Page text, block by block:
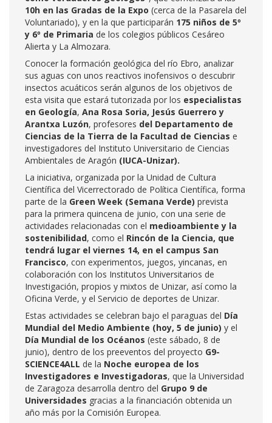
10h en las Gradas de la Expo (cerca de la Pasarela del
Voluntariado), y en la que participarán 175 niños de 5º
y 6º de Primaria de los colegios públicos Cesáreo
Alierta y La Almozara.
Conocer la formación geológica del río Ebro, analizar
sus aguas con unos reactivos inofensivos o descubrir
insectos acuáticos serán algunos de los objetivos de
esta visita que estará tutorizada por los especialistas
en Geología, Ana Rosa Soria, Jesús Guerrero y
Arantxa Luzón, profesores del Departamento de
Ciencias de la Tierra de la Facultad de Ciencias e
investigadores del Instituto Universitario de Ciencias
Ambientales de Aragón (IUCA-Unizar).
La iniciativa, organizada por la Unidad de Cultura
Científica del Vicerrectorado de Política Científica, forma
parte de la Green Week (Semana Verde) prevista
para la primera quincena de junio, con una serie de
actividades relacionadas con el medioambiente y la
sostenibilidad, como el Rincón de la Ciencia, que
tendrá lugar el viernes 14, en el campus San
Francisco, con experimentos, juegos, yincanas, en
colaboración con los Institutos Universitarios de
Investigación, propios y mixtos de Unizar, así como la
Oficina Verde, y el Servicio de deportes de Unizar.
Estas actividades se celebran bajo el paraguas del Día
Mundial del Medio Ambiente (hoy, 5 de junio) y el
Día Mundial de los Océanos (este sábado, 8 de
junio), dentro de los preeventos del proyecto G9-
SCIENCE4ALL de la Noche europea de los
Investigadores e Investigadoras, que la Universidad
de Zaragoza desarrolla dentro del Grupo 9 de
Universidades gracias a la financiación obtenida un
año más por la Comisión Europea.